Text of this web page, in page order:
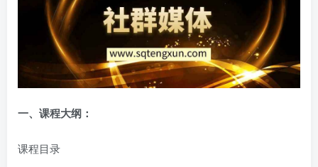
一、 课程大纲：
课程目录